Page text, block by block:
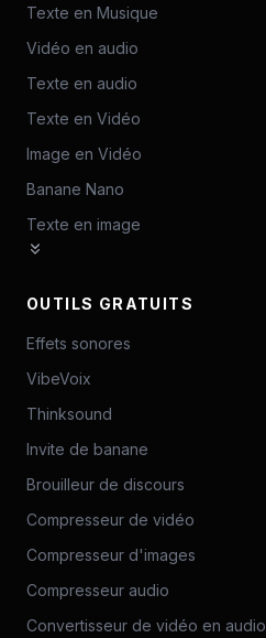
Texte en Musique
Vidéo en audio
Texte en audio
Texte en Vidéo
Image en Vidéo
Banane Nano
Texte en image
OUTILS GRATUITS
Effets sonores
VibeVoix
Thinksound
Invite de banane
Brouilleur de discours
Compresseur de vidéo
Compresseur d'images
Compresseur audio
Convertisseur de vidéo en audio